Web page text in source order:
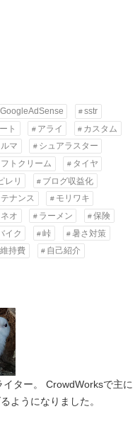
GoogleAdSense
sstr
ト アライ
カスタム
マ
シュアラスター
トクリーム
タイヤ
レリ
ブログ収益化
ナンス
モリワキ
オ ラーメン
保険
イク 峠
暑さ対策
維持費
自己紹介
ター。 CrowdWorksで主に
ようになりました。